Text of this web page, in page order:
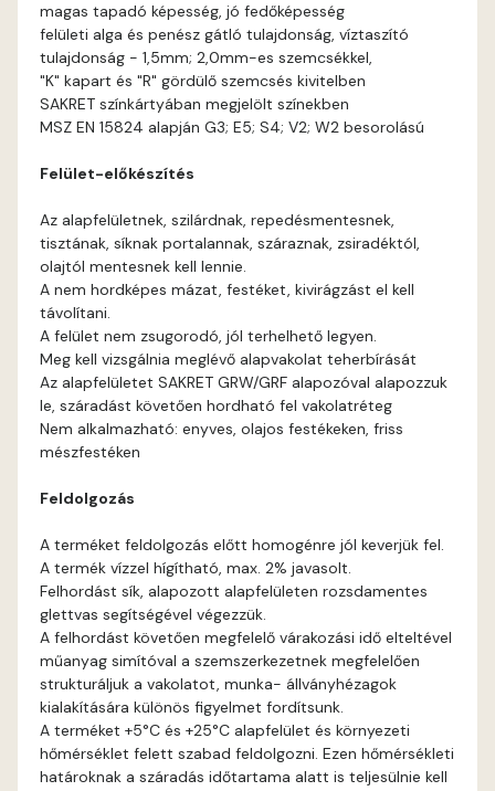
Fern A
Fig-brown A
Grass-green A
Indian-yellow A
Mango A
Melon-yellow A
Melon-yellow B
Mouse-grey A
Ocher B
magas tapadó képesség, jó fedőképesség
felületi alga és penész gátló tulajdonság, víztaszító
tulajdonság - 1,5mm; 2,0mm-es szemcsékkel,
"K" kapart és "R" gördülő szemcsés kivitelben
SAKRET színkártyában megjelölt színekben
MSZ EN 15824 alapján G3; E5; S4; V2; W2 besorolású
Felület-előkészítés
Az alapfelületnek, szilárdnak, repedésmentesnek,
tisztának, síknak portalannak, száraznak, zsiradéktól,
olajtól mentesnek kell lennie.
A nem hordképes mázat, festéket, kivirágzást el kell
távolítani.
A felület nem zsugorodó, jól terhelhető legyen.
Meg kell vizsgálnia meglévő alapvakolat teherbírását
Az alapfelületet SAKRET GRW/GRF alapozóval alapozzuk
le, száradást követően hordható fel vakolatréteg
Nem alkalmazható: enyves, olajos festékeken, friss
mészfestéken
Feldolgozás
A terméket feldolgozás előtt homogénre jól keverjük fel.
A termék vízzel hígítható, max. 2% javasolt.
Felhordást sík, alapozott alapfelületen rozsdamentes
glettvas segítségével végezzük.
A felhordást követően megfelelő várakozási idő elteltével
műanyag simítóval a szemszerkezetnek megfelelően
strukturáljuk a vakolatot, munka- állványhézagok
kialakítására különös figyelmet fordítsunk.
A terméket +5°C és +25°C alapfelület és környezeti
hőmérséklet felett szabad feldolgozni. Ezen hőmérsékleti
határoknak a száradás időtartama alatt is teljesülnie kell